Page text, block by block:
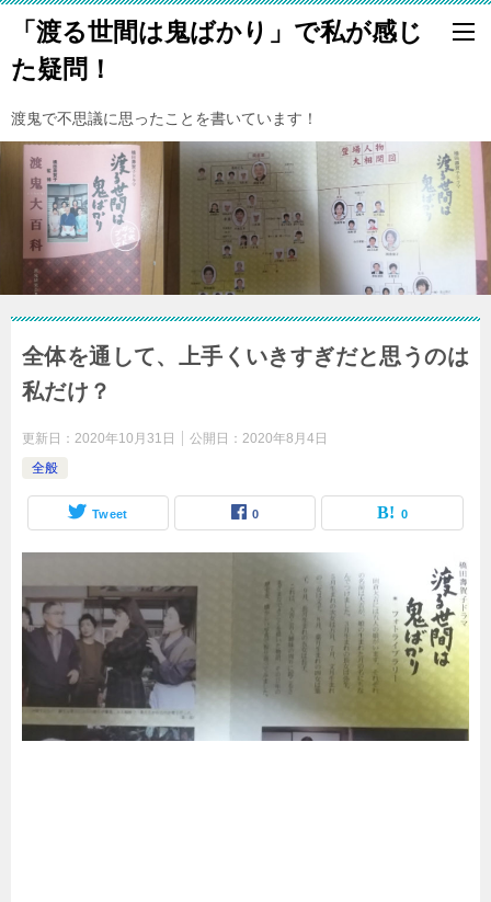
「渡る世間は鬼ばかり」で私が感じ
た疑問！
渡鬼で不思議に思ったことを書いています！
全体を通して、上手くいきすぎだと思うのは
私だけ？
更新日： 2020年10月31日 公開日： 2020年8月4日
全般
Tweet 0 0